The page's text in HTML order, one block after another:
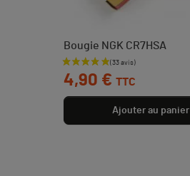
Bougie NGK CR7HSA
Prix
4,90 € TTC
Ajouter au panier